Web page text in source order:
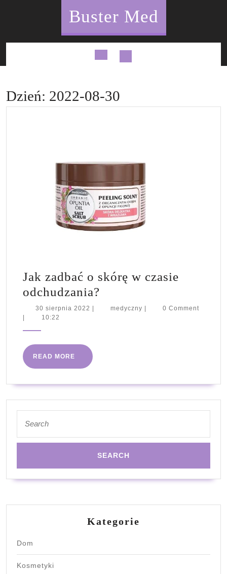
Buster Med
Open
Dzień: 2022-08-30
Jak zadbać o skórę w czasie
odchudzania?
zadbać
odchudzania?
30 sierpnia 2022 30
medyczny medyczny0 Comment
10:22
READ MORE
READ
MORE
for:
Kategorie
Dom
Kosmetyki